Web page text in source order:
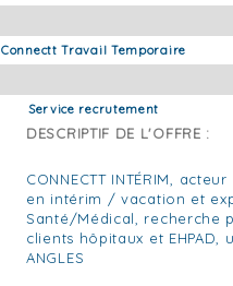
Connectt Travail Temporaire
Service recrutement
DESCRIPTIF DE L'OFFRE :
CONNECTT INTÉRIM,
en intérim / vacation et
Santé/Médical, recherche
clients hôpitaux et
ANGLES